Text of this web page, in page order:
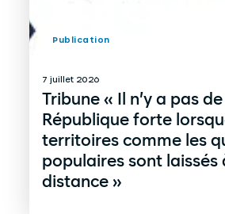
7 juillet 2026
Tribune « Il n’y a pas de
République forte
territoires comme les
populaires sont laissés
distance »
Publication